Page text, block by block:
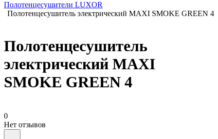
Полотенцесушители LUXOR
Полотенцесушитель электрический MAXI SMOKE GREEN 4
Полотенцесушитель
электрический MAXI
SMOKE GREEN 4
0
Нет отзывов